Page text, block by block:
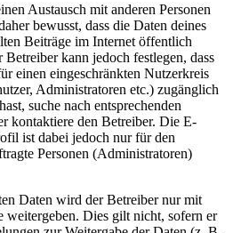
Austausch mit anderen Personen
bewusst, dass die Daten deines
Beiträge im Internet öffentlich
kann jedoch festlegen, dass
einen eingeschränkten Nutzerkreis
Administratoren etc.) zugänglich
suche nach entsprechenden
kontaktiere den Betreiber. Die E-
ist dabei jedoch nur für den
Personen (Administratoren)
Daten wird der Betreiber nur mit
weitergeben. Dies gilt nicht, sofern er